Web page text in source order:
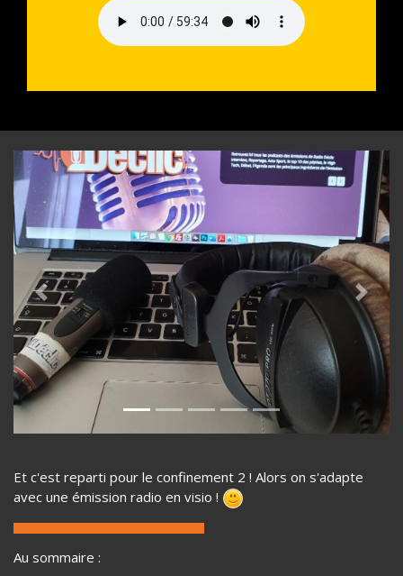
Previous Next
Et c'est reparti pour le confinement 2 ! Alors on s'adapte
avec une émission radio en visio !
Au sommaire :